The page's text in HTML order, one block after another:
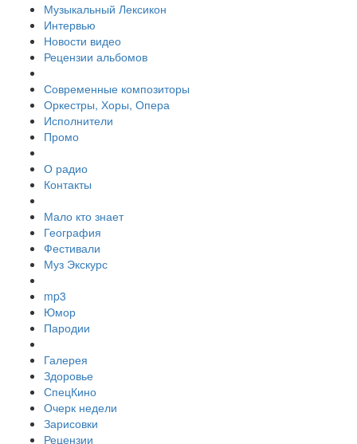
Музыкальный Лексикон
Интервью
Новости видео
Рецензии альбомов
Современные композиторы
Оркестры, Хоры, Опера
Исполнители
Промо
О радио
Контакты
Мало кто знает
География
Фестивали
Муз Экскурс
mp3
Юмор
Пародии
Галерея
Здоровье
СпецКино
Очерк недели
Зарисовки
Рецензии